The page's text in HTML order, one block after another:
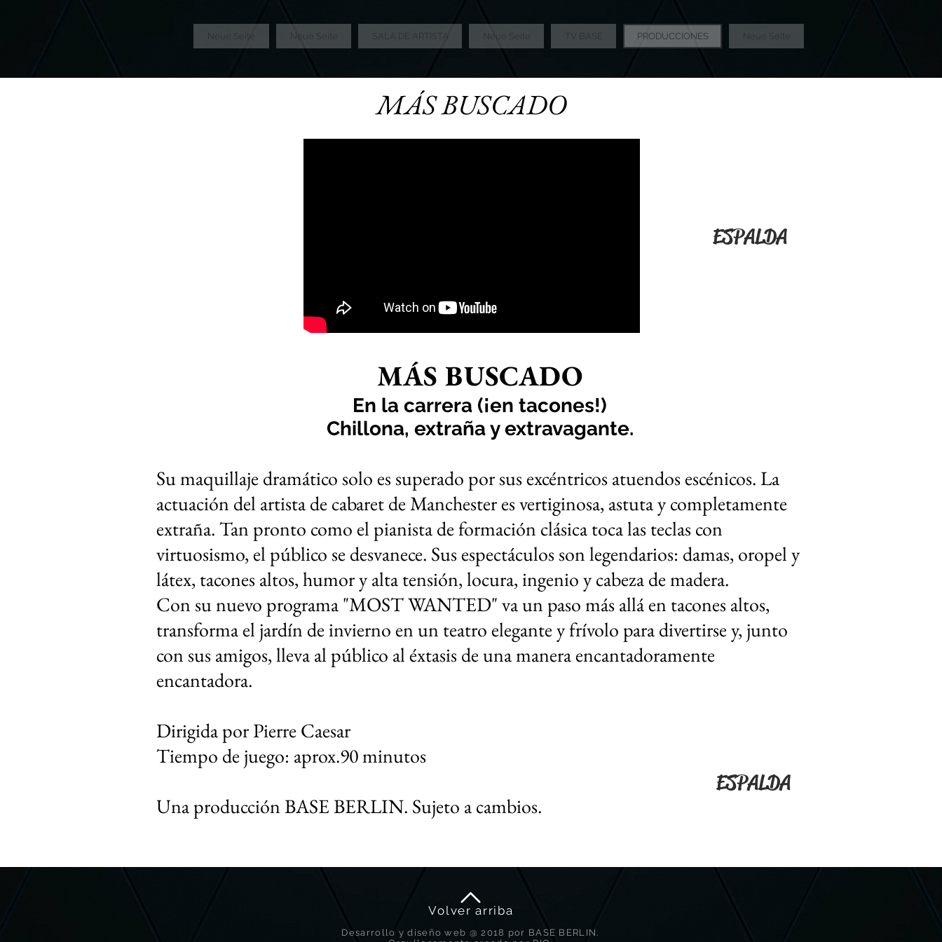
Neue Seite Neue Seite SALA DE ARTISTA Neue Seite TV BASE PRODUCCIONES Neue Seite
MÁS BUSCADO
ESPALDA
MÁS BUSCADO
En la carrera (¡en tacones!)
Chillona, extraña y extravagante.
Su maquillaje dramático solo es superado por sus excéntricos atuendos escénicos. La
actuación del artista de cabaret de Manchester es vertiginosa, astuta y completamente
extraña. Tan pronto como el pianista de formación clásica toca las teclas con
virtuosismo, el público se desvanece. Sus espectáculos son legendarios: damas, oropel y
látex, tacones altos, humor y alta tensión, locura, ingenio y cabeza de madera.
Con su nuevo programa "MOST WANTED" va un paso más allá en tacones altos,
transforma el jardín de invierno en un teatro elegante y frívolo para divertirse y, junto
con sus amigos, lleva al público al éxtasis de una manera encantadoramente
encantadora.
Dirigida por Pierre Caesar
Tiempo de juego: aprox.90 minutos
Una producción BASE BERLIN. Sujeto a cambios.
ESPALDA
Volver arriba
Desarrollo y diseño web @ 2018 por BASE BERLIN.